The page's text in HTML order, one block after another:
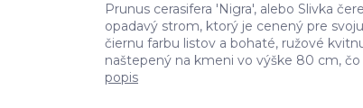
Prunus cerasifera 'Nigra', alebo Slivka
opadavý strom, ktorý je cenený pre
čiernu farbu listov a bohaté, ružové
naštepený na kmeni vo výške 80 cm, čo
popis